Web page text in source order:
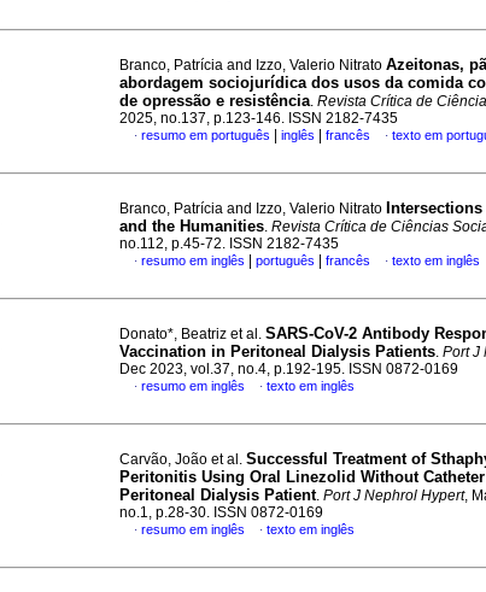
Branco, Patrícia and Izzo, Valerio Nitrato Azeitonas,
abordagem sociojurídica dos usos da comida
de opressão e resistência. Revista Crítica de
2025, no.137, p.123-146. ISSN 2182-7435
· resumo em português inglês francês · texto em
Branco, Patrícia and Izzo, Valerio Nitrato
and the Humanities. Revista Crítica de Ciências
no.112, p.45-72. ISSN 2182-7435
· resumo em inglês português francês · texto em inglês
Donato*, Beatriz et al. SARS-CoV-2 Antibody
Vaccination in Peritoneal Dialysis Patients. Port J
Dec 2023, vol.37, no.4, p.192-195. ISSN 0872-0169
· resumo em inglês · texto em inglês
Carvão, João et al. Successful Treatment of
Peritonitis Using Oral Linezolid Without
Peritoneal Dialysis Patient. Port J Nephrol Hypert,
no.1, p.28-30. ISSN 0872-0169
· resumo em inglês · texto em inglês